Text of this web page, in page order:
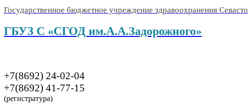
Государственное бюджетное учреждение здравоохранения
ГБУЗ С «СГОД им.А.А.Задорожного»
+7(8692) 24-02-04
+7(8692) 41-77-15
(регистратура)